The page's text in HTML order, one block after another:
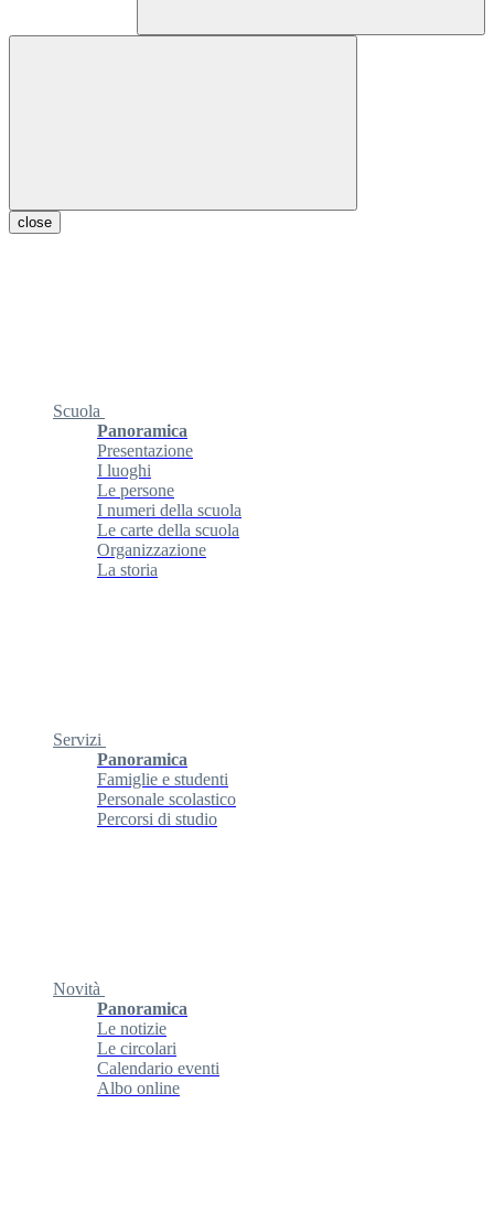
close
Scuola
Panoramica
Presentazione
I luoghi
Le persone
I numeri della scuola
Le carte della scuola
Organizzazione
La storia
Servizi
Panoramica
Famiglie e studenti
Personale scolastico
Percorsi di studio
Novità
Panoramica
Le notizie
Le circolari
Calendario eventi
Albo online